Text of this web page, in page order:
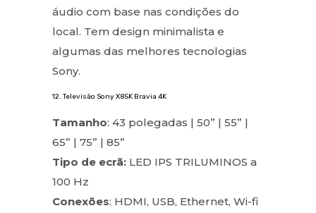
áudio com base nas condições do
local. Tem design minimalista e
algumas das melhores tecnologias
Sony.
12. Televisão Sony X85K Bravia 4K
Tamanho: 43 polegadas | 50” | 55” |
65” | 75” | 85”
Tipo de ecrã: LED IPS TRILUMINOS a
100 Hz
Conexões: HDMI, USB, Ethernet, Wi-fi